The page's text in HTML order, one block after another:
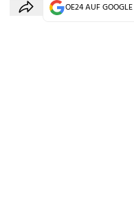
OE24 AUF